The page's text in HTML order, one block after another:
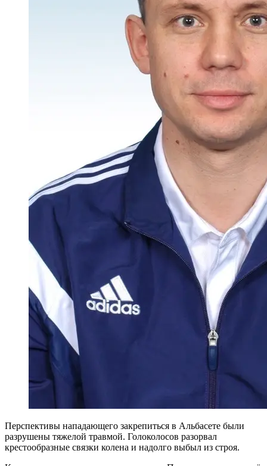
Перспективы нападающего закрепиться в Альбасете были
разрушены тяжелой травмой. Голоколосов разорвал
крестообразные связки колена и надолго выбыл из строя.